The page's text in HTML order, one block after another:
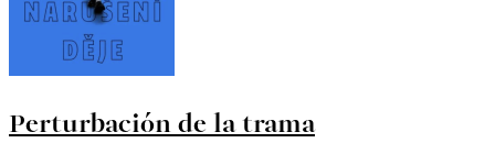
Perturbación de la trama